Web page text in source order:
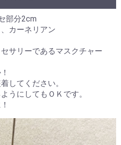
部分2cm
カーネリアン
サリーであるマスクチャー
してください。
うにしてもＯＫです。